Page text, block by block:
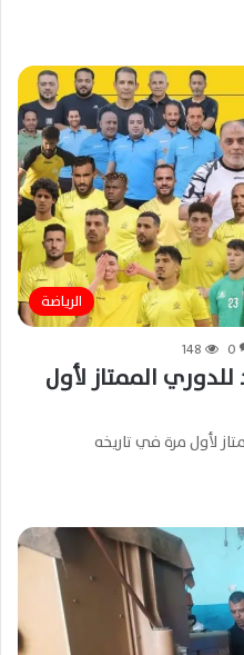
الرياضة
0
148
الممتاز لأول
لأول مرة في تاريخه